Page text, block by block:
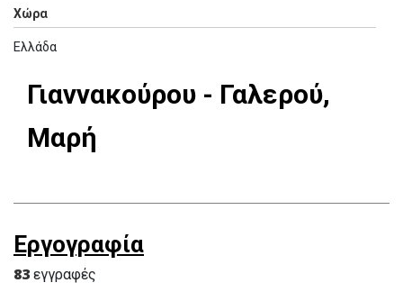
Χώρα
Ελλάδα
Γιαννακούρου - Γαλερού,
Μαρή
Εργογραφία
83 εγγραφές